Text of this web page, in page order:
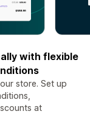
with flexible
store. Set up
at